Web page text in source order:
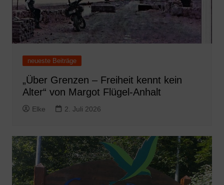
neueste Beiträge
„Über Grenzen – Freiheit kennt kein
Alter“ von Margot Flügel-Anhalt
Elke 2. Juli 2026